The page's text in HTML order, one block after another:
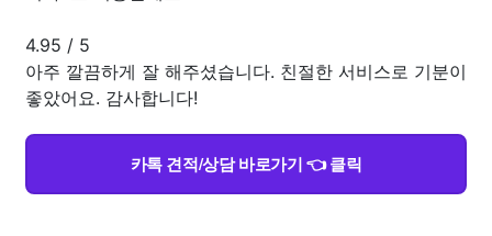
4.95 / 5
아주 깔끔하게 잘 해주셨습니다. 친절한 서비스로 기분이
좋았어요. 감사합니다!
카톡 견적/상담 바로가기 👈 클릭